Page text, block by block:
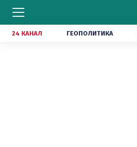
24 КАНАЛ ГЕОПОЛИТИКА